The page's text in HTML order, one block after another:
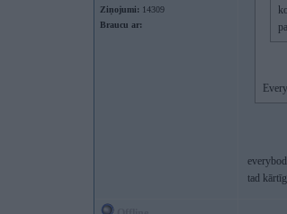
Ziņojumi: 14309
Braucu ar:
tad